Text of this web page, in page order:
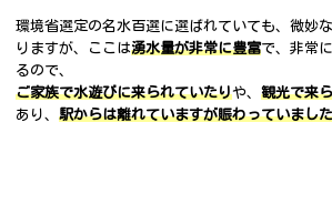
環境省選定の名水百選に選ばれていても、微妙
りますが、ここは湧水量が非常に豊富で、非常
るので、
ご家族で水遊びに来られていたりや、 観光で来
あり、 駅からは離れていますが賑わっていました